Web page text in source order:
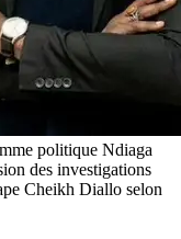
politique Ndiaga
des investigations
Cheikh Diallo selon